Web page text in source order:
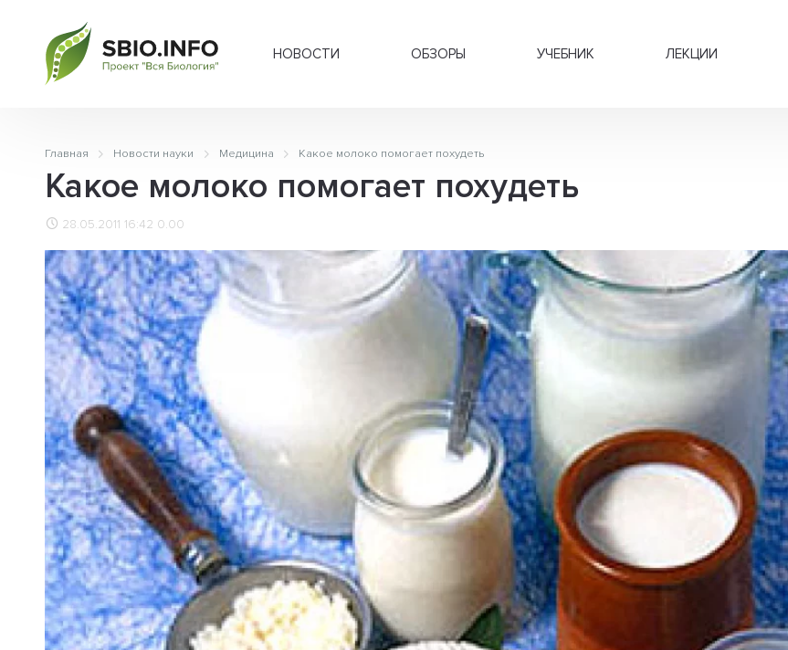
НОВОСТИ ОБЗОРЫ УЧЕБНИК ЛЕКЦИИ
Главная Новости науки Медицина Какое молоко помогает похудеть
Какое молоко помогает похудеть
28.05.2011 16:42 0.00